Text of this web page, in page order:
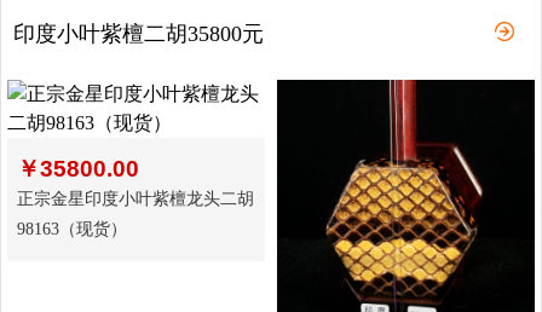
印度小叶紫檀二胡35800元
￥35800.00
正宗金星印度小叶紫檀龙头二胡
98163（现货）